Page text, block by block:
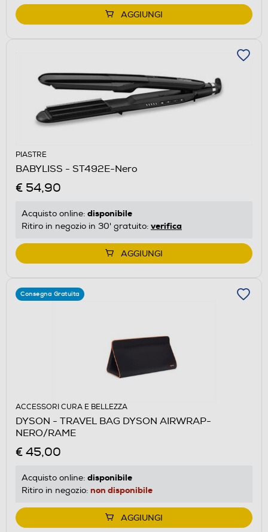
AGGIUNGI
PIASTRE
BABYLISS - ST492E-Nero
€ 54,90
Acquisto online: disponibile
Ritiro in negozio in 30' gratuito: verifica
AGGIUNGI
Consegna Gratuita
ACCESSORI CURA E BELLEZZA
DYSON - TRAVEL BAG DYSON AIRWRAP-
NERO/RAME
€ 45,00
Acquisto online: disponibile
Ritiro in negozio: non disponibile
AGGIUNGI